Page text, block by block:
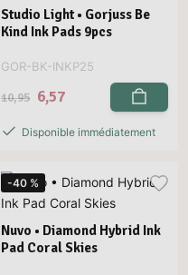
Studio Light • Gorjuss Be
Kind Ink Pads 9pcs
GOR-BK-INKP25
10,95 6,57
Disponible immédiatement
-40 %
Nuvo • Diamond Hybrid Ink
Pad Coral Skies